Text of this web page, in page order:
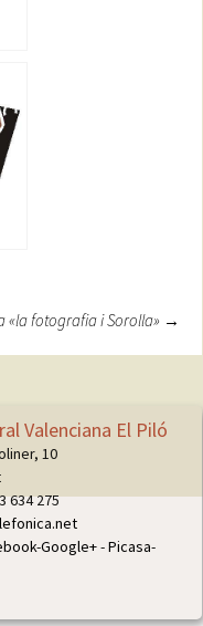
«la fotografia i Sorolla» →
Valenciana El Piló
10
634 275
-Google+-Picasa-